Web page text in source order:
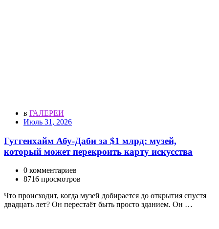
в ГАЛЕРЕИ
Июль 31, 2026
Гуггенхайм Абу-Даби за $1 млрд: музей,
который может перекроить карту искусства
0 комментариев
8716 просмотров
Что происходит, когда музей добирается до открытия спустя
двадцать лет? Он перестаёт быть просто зданием. Он …